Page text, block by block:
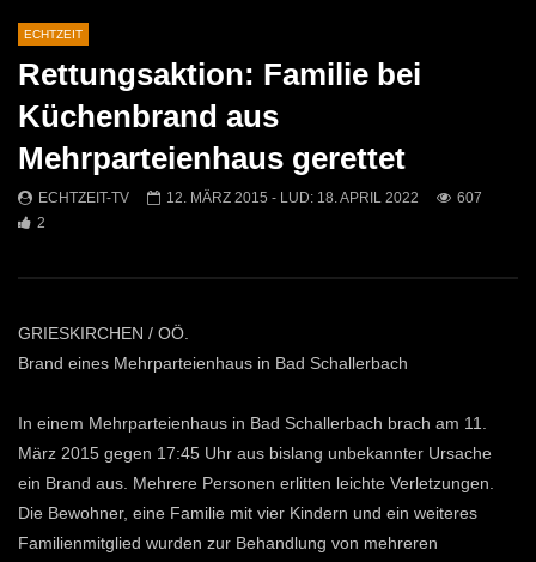
„Spirituelle Reise“ Vocalensemble
Mittendrin
ECHTZEIT-TV
18. NOVEMBER 2024
814
Kammern
ECHTZEIT-TV
ECHTZEIT
Rettungsaktion: Familie bei
Küchenbrand aus
Mehrparteienhaus gerettet
ECHTZEIT-TV 12. MÄRZ 2015 - LUD: 18. APRIL 2022
607
2
GRIESKIRCHEN / OÖ.
Brand eines Mehrparteienhaus in Bad Schallerbach
In einem Mehrparteienhaus in Bad Schallerbach brach am 11.
März 2015 gegen 17:45 Uhr aus bislang unbekannter Ursache
ein Brand aus. Mehrere Personen erlitten leichte Verletzungen.
Die Bewohner, eine Familie mit vier Kindern und ein weiteres
Familienmitglied wurden zur Behandlung von mehreren